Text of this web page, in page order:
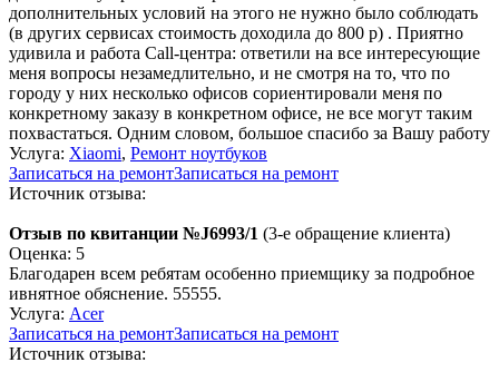
дополнительных условий на этого не нужно было соблюдать
(в других сервисах стоимость доходила до 800 р) . Приятно
удивила и работа Call-центра: ответили на все интересующие
меня вопросы незамедлительно, и не смотря на то, что по
городу у них несколько офисов сориентировали меня по
конкретному заказу в конкретном офисе, не все могут таким
похвастаться. Одним словом, большое спасибо за Вашу работу
Услуга: Xiaomi, Ремонт ноутбуков
Записаться на ремонтЗаписаться на ремонт
Источник отзыва:
Отзыв по квитанции №J6993/1 (3-е обращение клиента)
Оценка: 5
Благодарен всем ребятам особенно приемщику за подробное
ивнятное обяснение. 55555.
Услуга: Acer
Записаться на ремонтЗаписаться на ремонт
Источник отзыва: